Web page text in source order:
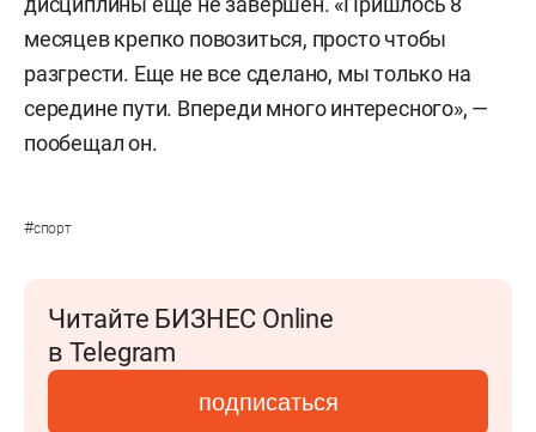
месяцев крепко повозиться, просто чтобы
разгрести. Еще не все сделано, мы только на
середине пути. Впереди много интересного», —
пообещал он.
#спорт
Читайте БИЗНЕС Online
в Telegram
подписаться